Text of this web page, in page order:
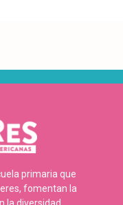
primaria que
fomentan la
la diversidad.